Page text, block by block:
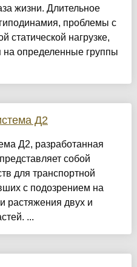
жизни. Длительное
проблемы с
статической нагрузке,
на определенные группы
Д2
Д2, разработанная
собой
для транспортной
с подозрением на
растяжения двух и
...